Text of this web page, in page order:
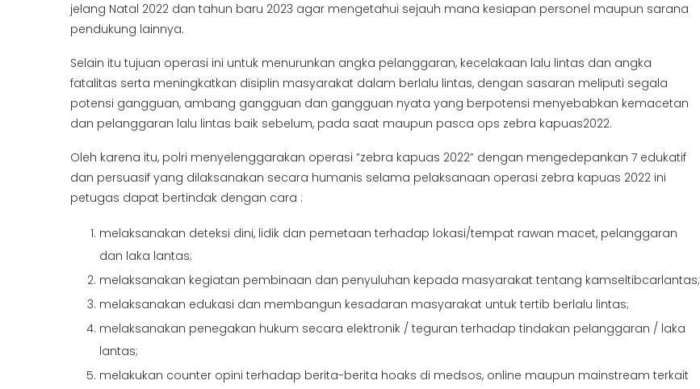
jelang Natal 2022 dan tahun baru 2023 agar mengetahui sejauh mana kesiapan personel maupun sarana
pendukung lainnya.
Selain itu tujuan operasi ini untuk menurunkan angka pelanggaran, kecelakaan lalu lintas dan angka
fatalitas serta meningkatkan disiplin masyarakat dalam berlalu lintas, dengan sasaran meliputi segala
potensi gangguan, ambang gangguan dan gangguan nyata yang berpotensi menyebabkan kemacetan
dan pelanggaran lalu lintas baik sebelum, pada saat maupun pasca ops zebra kapuas2022.
Oleh karena itu, polri menyelenggarakan operasi ”zebra kapuas 2022” dengan mengedepankan 7 edukatif
dan persuasif yang dilaksanakan secara humanis selama pelaksanaan operasi zebra kapuas 2022 ini
petugas dapat bertindak dengan cara :
melaksanakan deteksi dini, lidik dan pemetaan terhadap lokasi/tempat rawan macet, pelanggaran
dan laka lantas;
melaksanakan kegiatan pembinaan dan penyuluhan kepada masyarakat tentang kamseltibcarlantas;
melaksanakan edukasi dan membangun kesadaran masyarakat untuk tertib berlalu lintas;
melaksanakan penegakan hukum secara elektronik / teguran terhadap tindakan pelanggaran / laka
lantas;
melakukan counter opini terhadap berita-berita hoaks di medsos, online maupun mainstream terkait